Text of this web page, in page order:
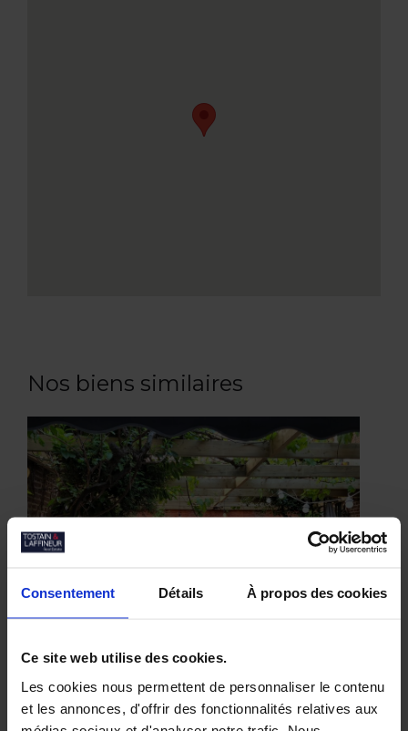
Consentement Détails À propos des cookies
Ce site web utilise des cookies.
Les cookies nous permettent de personnaliser le contenu
et les annonces, d'offrir des fonctionnalités relatives aux
Nos biens similaires